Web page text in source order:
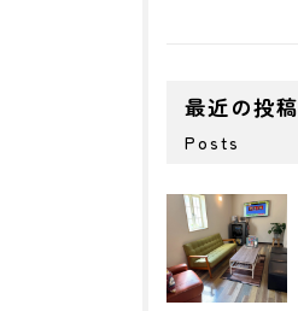
最近の投稿
Posts